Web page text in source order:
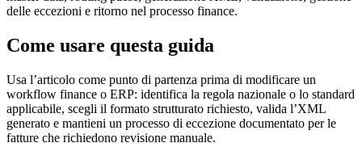
delle eccezioni e ritorno nel processo finance.
Come usare questa guida
Usa l’articolo come punto di partenza prima di modificare un
workflow finance o ERP: identifica la regola nazionale o lo standard
applicabile, scegli il formato strutturato richiesto, valida l’XML
generato e mantieni un processo di eccezione documentato per le
fatture che richiedono revisione manuale.